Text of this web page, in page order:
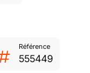
Référence
555449